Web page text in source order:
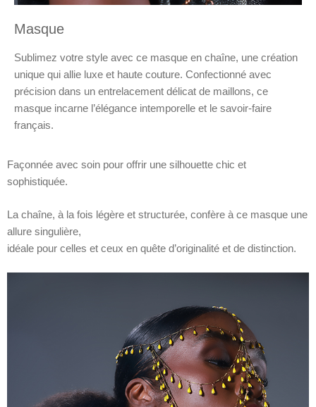
Masque
Sublimez votre style avec ce masque en chaîne, une création
unique qui allie luxe et haute couture. Confectionné avec
précision dans un entrelacement délicat de maillons, ce
masque incarne l’élégance intemporelle et le savoir-faire
français.
Façonnée avec soin pour offrir une silhouette chic et
sophistiquée.
La chaîne, à la fois légère et structurée, confère à ce masque une
allure singulière,
idéale pour celles et ceux en quête d’originalité et de distinction.